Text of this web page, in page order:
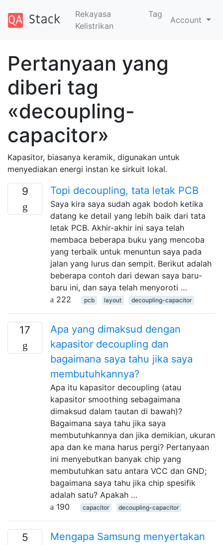
Rekayasa
Kelistrikan
Tag
Account
Pertanyaan yang
diberi tag
«decoupling-
capacitor»
Kapasitor, biasanya keramik, digunakan untuk
menyediakan energi instan ke sirkuit lokal.
9 Topi decoupling, tata letak PCB
Saya kira saya sudah agak bodoh ketika
datang ke detail yang lebih baik dari tata
letak PCB. Akhir-akhir ini saya telah
membaca beberapa buku yang mencoba
yang terbaik untuk menuntun saya pada
jalan yang lurus dan sempit. Berikut adalah
beberapa contoh dari dewan saya baru-
baru ini, dan saya telah menyoroti …
222
pcb layout decoupling-capacitor
17
Apa yang dimaksud dengan
kapasitor decoupling dan
bagaimana saya tahu jika saya
membutuhkannya?
Apa itu kapasitor decoupling (atau
kapasitor smoothing sebagaimana
dimaksud dalam tautan di bawah)?
Bagaimana saya tahu jika saya
membutuhkannya dan jika demikian, ukuran
apa dan ke mana harus pergi? Pertanyaan
ini menyebutkan banyak chip yang
membutuhkan satu antara VCC dan GND;
bagaimana saya tahu jika chip spesifik
adalah satu? Apakah …
190
capacitor decoupling-capacitor
5
Mengapa Samsung menyertakan